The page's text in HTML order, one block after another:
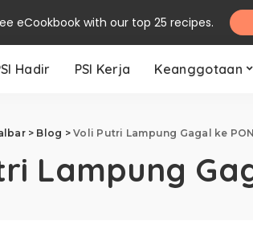
eCookbook with our top 25 recipes.
Hadir PSI Kerja Keanggotaan
> Blog >Voli Putri Lampung Gagal ke PON
Lampung